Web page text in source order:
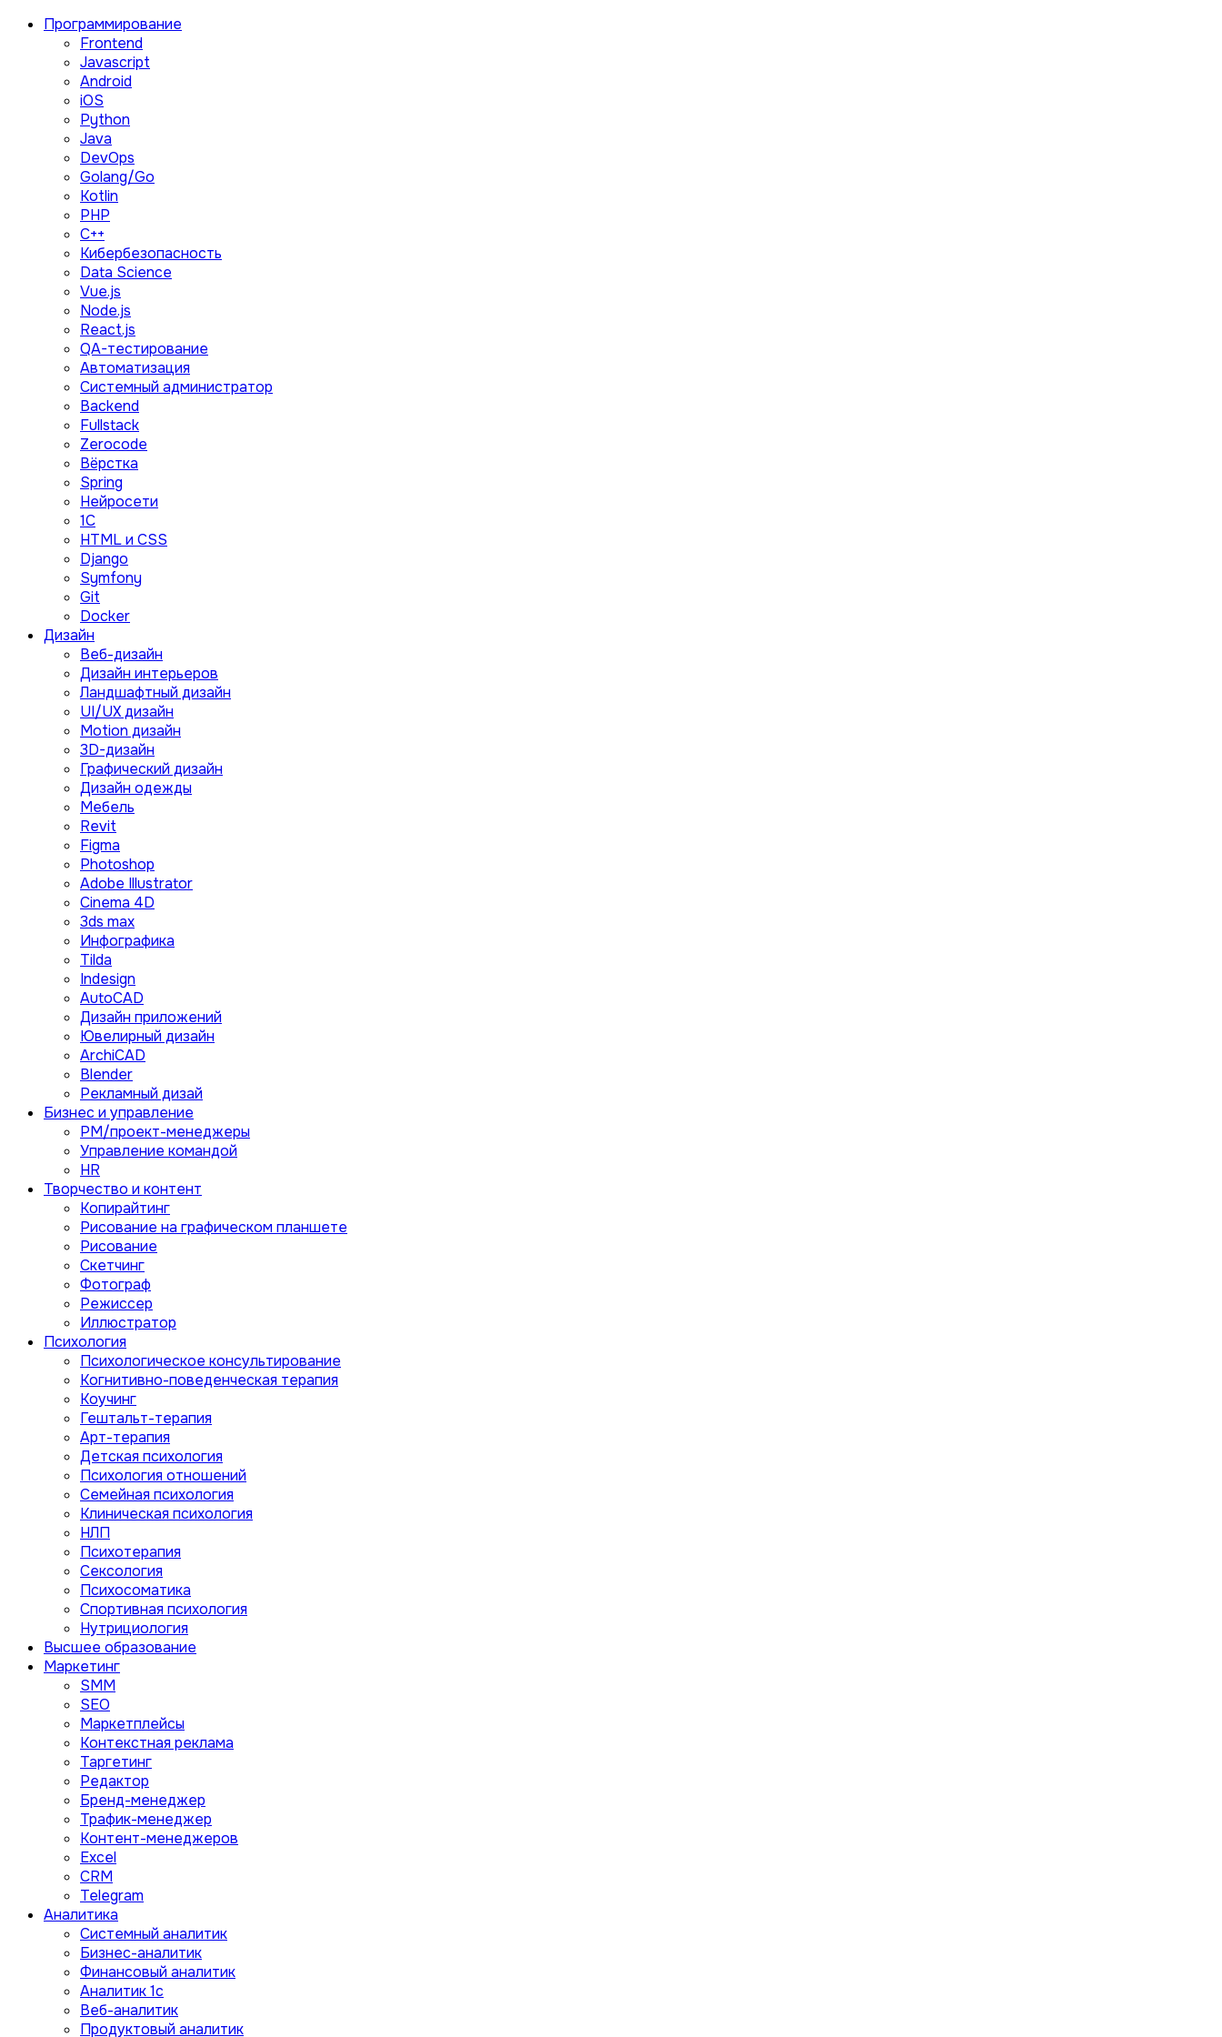
Программирование
Frontend
Javascript
Android
iOS
Python
Java
DevOps
Golang/Go
Kotlin
PHP
C++
Кибербезопасность
Data Science
Vue.js
Node.js
React.js
QA-тестирование
Автоматизация
Системный администратор
Backend
Fullstack
Zerocode
Вёрстка
Spring
Нейросети
1C
HTML и CSS
Django
Symfony
Git
Docker
Дизайн
Веб-дизайн
Дизайн интерьеров
Ландшафтный дизайн
UI/UX дизайн
Motion дизайн
3D-дизайн
Графический дизайн
Дизайн одежды
Мебель
Revit
Figma
Photoshop
Adobe Illustrator
Сinema 4D
3ds max
Инфографика
Tilda
Indesign
AutoCAD
Дизайн приложений
Ювелирный дизайн
ArchiCAD
Blender
Рекламный дизай
Бизнес и управление
PM/проект-менеджеры
Управление командой
HR
Творчество и контент
Копирайтинг
Рисование на графическом планшете
Рисование
Скетчинг
Фотограф
Режиссер
Иллюстратор
Психология
Психологическое консультирование
Когнитивно-поведенческая терапия
Коучинг
Гештальт-терапия
Арт-терапия
Детская психология
Психология отношений
Семейная психология
Клиническая психология
НЛП
Психотерапия
Сексология
Психосоматика
Спортивная психология
Нутрициология
Высшее образование
Маркетинг
SMM
SEO
Маркетплейсы
Контекстная реклама
Таргетинг
Редактор
Бренд-менеджер
Трафик-менеджер
Контент-менеджеров
Excel
CRM
Telegram
Аналитика
Системный аналитик
Бизнес-аналитик
Финансовый аналитик
Aналитик 1с
Веб-аналитик
Продуктовый аналитик